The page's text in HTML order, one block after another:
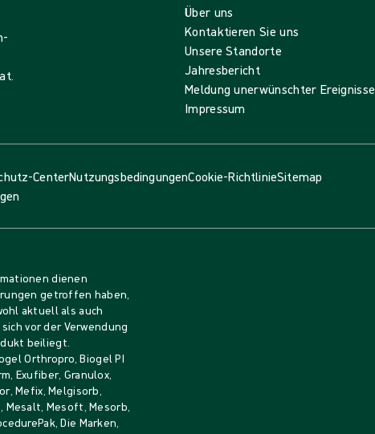
Über uns
Kontaktieren Sie uns
Unsere Standorte
Jahresbericht
Meldung unerwünschter Ereignisse
Impressum
CenterNutzungsbedingungenCookie-RichtlinieSitemap
dienen
getroffen haben,
aktuell als auch
vor der Verwendung
beiliegt.
Orthropro, Biogel PI
Exufiber, Granulox,
Mefix, Melgisorb,
Mesalt, Mesoft, Mesorb,
Die Marken,